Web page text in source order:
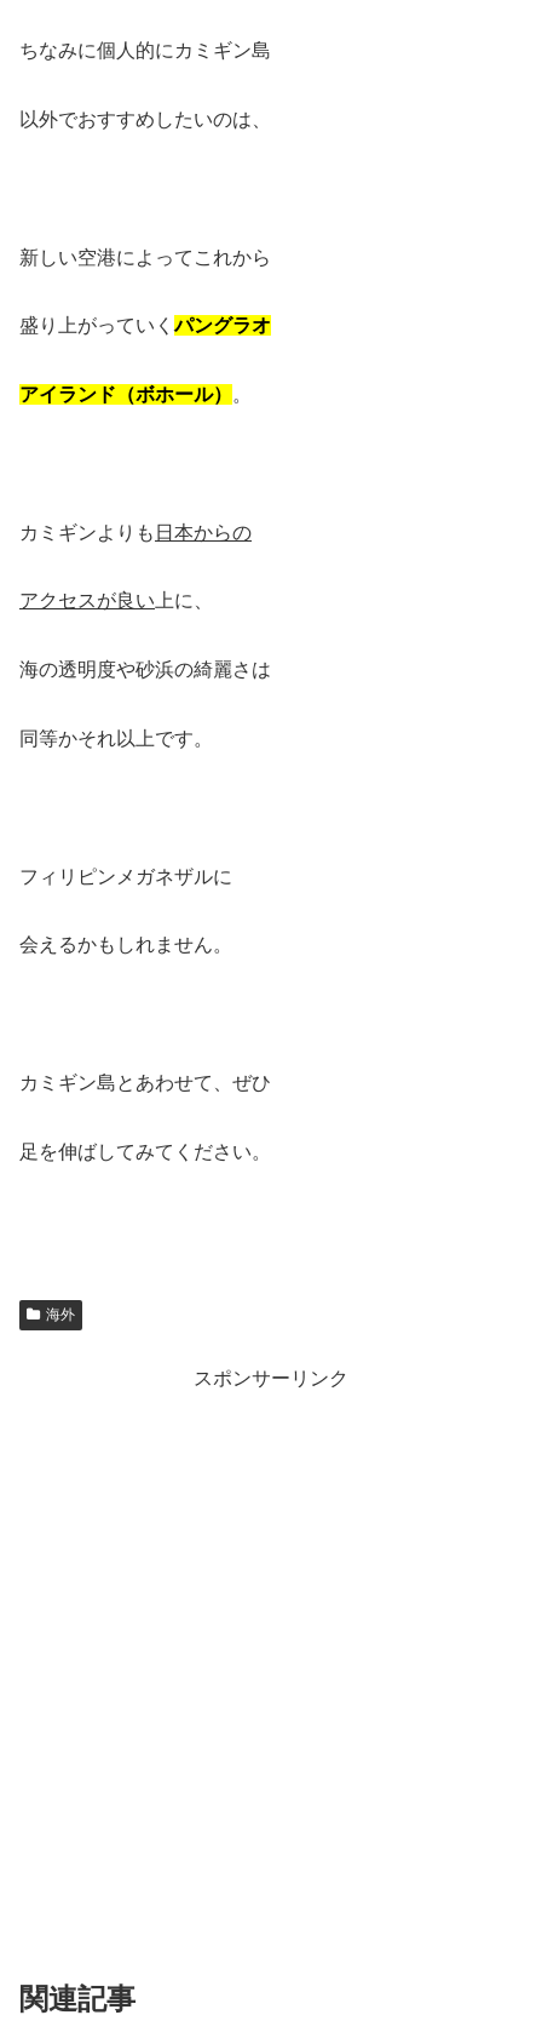
ちなみに個人的にカミギン島
以外でおすすめしたいのは、
新しい空港によってこれから
盛り上がっていくパングラオ
アイランド（ボホール） 。
カミギンよりも 日本からの
アクセスが良い上に、
海の透明度や砂浜の綺麗さは
同等かそれ以上です。
フィリピンメガネザルに
会えるかもしれません。
カミギン島とあわせて、ぜひ
足を伸ばしてみてください。
海外
スポンサーリンク
関連記事